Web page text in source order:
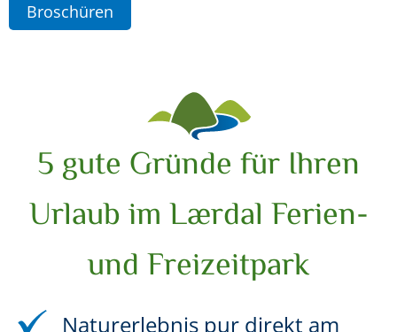
Broschüren
5 gute Gründe für Ihren
Urlaub im Lærdal Ferien-
und Freizeitpark
Naturerlebnis pur direkt am